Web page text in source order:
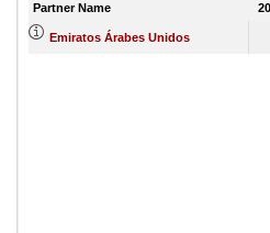
Partner Name
Emiratos Árabes Unidos